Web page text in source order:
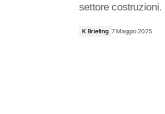
settore costruzioni.
K Briefing 7 Maggio 2025